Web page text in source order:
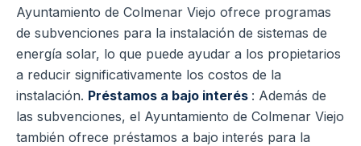
Ayuntamiento de Colmenar Viejo ofrece programas
de subvenciones para la instalación de sistemas de
energía solar, lo que puede ayudar a los propietarios
a reducir significativamente los costos de la
instalación. Préstamos a bajo interés : Además de
las subvenciones, el Ayuntamiento de Colmenar Viejo
también ofrece préstamos a bajo interés para la